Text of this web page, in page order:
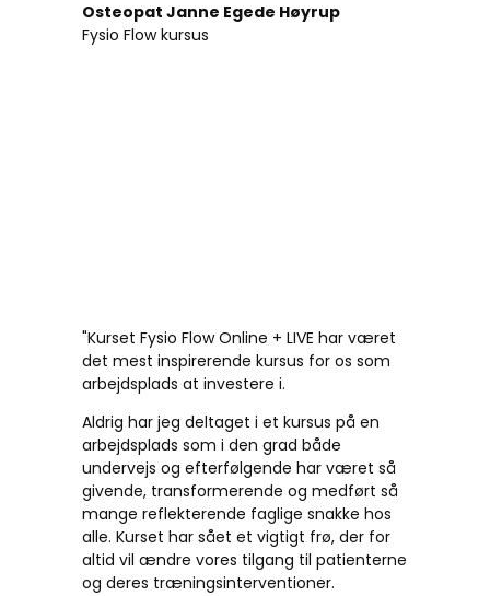
Osteopat Janne Egede Høyrup
Fysio Flow kursus
"Kurset Fysio Flow Online + LIVE har været
det mest inspirerende kursus for os som
arbejdsplads at investere i.
Aldrig har jeg deltaget i et kursus på en
arbejdsplads som i den grad både
undervejs og efterfølgende har været så
givende, transformerende og medført så
mange reflekterende faglige snakke hos
alle. Kurset har sået et vigtigt frø, der for
altid vil ændre vores tilgang til patienterne
og deres træningsinterventioner.